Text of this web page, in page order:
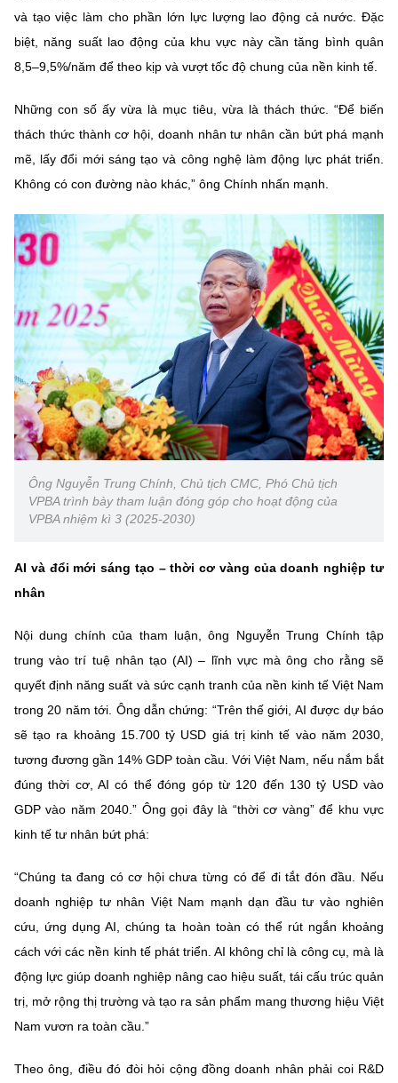
và tạo việc làm cho phần lớn lực lượng lao động cả nước. Đặc
biệt, năng suất lao động của khu vực này cần tăng bình quân
8,5–9,5%/năm để theo kịp và vượt tốc độ chung của nền kinh tế.
Những con số ấy vừa là mục tiêu, vừa là thách thức. “Để biến
thách thức thành cơ hội, doanh nhân tư nhân cần bứt phá mạnh
mẽ, lấy đổi mới sáng tạo và công nghệ làm động lực phát triển.
Không có con đường nào khác,” ông Chính nhấn mạnh.
Ông Nguyễn Trung Chính, Chủ tịch CMC, Phó Chủ tịch
VPBA trình bày tham luận đóng góp cho hoạt động của
VPBA nhiệm kì 3 (2025-2030)
AI và đổi mới sáng tạo – thời cơ vàng của doanh nghiệp tư
nhân
Nội dung chính của tham luận, ông Nguyễn Trung Chính tập
trung vào trí tuệ nhân tạo (AI) – lĩnh vực mà ông cho rằng sẽ
quyết định năng suất và sức cạnh tranh của nền kinh tế Việt Nam
trong 20 năm tới. Ông dẫn chứng: “Trên thế giới, AI được dự báo
sẽ tạo ra khoảng 15.700 tỷ USD giá trị kinh tế vào năm 2030,
tương đương gần 14% GDP toàn cầu. Với Việt Nam, nếu nắm bắt
đúng thời cơ, AI có thể đóng góp từ 120 đến 130 tỷ USD vào
GDP vào năm 2040.” Ông gọi đây là “thời cơ vàng” để khu vực
kinh tế tư nhân bứt phá:
“Chúng ta đang có cơ hội chưa từng có để đi tắt đón đầu. Nếu
doanh nghiệp tư nhân Việt Nam mạnh dạn đầu tư vào nghiên
cứu, ứng dụng AI, chúng ta hoàn toàn có thể rút ngắn khoảng
cách với các nền kinh tế phát triển. AI không chỉ là công cụ, mà là
động lực giúp doanh nghiệp nâng cao hiệu suất, tái cấu trúc quản
trị, mở rộng thị trường và tạo ra sản phẩm mang thương hiệu Việt
Nam vươn ra toàn cầu.”
Theo ông, điều đó đòi hỏi cộng đồng doanh nhân phải coi R&D